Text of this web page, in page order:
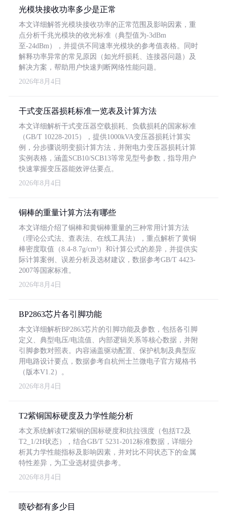
光模块接收功率多少是正常
本文详细解答光模块接收功率的正常范围及影响因素，重
点分析千兆光模块的收光标准（典型值为-3dBm
至-24dBm），并提供不同速率光模块的参考值表格。同时
解释功率异常的常见原因（如光纤损耗、连接器问题）及
解决方案，帮助用户快速判断网络性能问题。
2026年8月4日
干式变压器损耗标准一览表及计算方法
本文详细解析干式变压器空载损耗、负载损耗的国家标准
（GB/T 10228-2015），提供1000kVA变压器损耗计算实
例，分步骤说明变损计算方法，并附电力变压器损耗计算
实例表格，涵盖SCB10/SCB13等常见型号参数，指导用户
快速掌握变压器能效评估要点。
2026年8月4日
铜棒的重量计算方法有哪些
本文详细介绍了铜棒和黄铜棒重量的三种常用计算方法
（理论公式法、查表法、在线工具法），重点解析了黄铜
棒密度取值（8.4-8.7g/cm³）和计算公式的差异，并提供实
际计算案例、误差分析及选材建议，数据参考GB/T 4423-
2007等国家标准。
2026年8月4日
BP2863芯片各引脚功能
本文详细解析BP2863芯片的引脚功能及参数，包括各引脚
定义、典型电压/电流值、内部逻辑关系等核心数据，并附
引脚参数对照表。内容涵盖驱动配置、保护机制及典型应
用电路设计要点，数据参考自杭州士兰微电子官方规格书
（版本V1.2）。
2026年8月4日
T2紫铜国标硬度及力学性能分析
本文系统解读T2紫铜的国标硬度和抗拉强度（包括T2及
T2_1/2H状态），结合GB/T 5231-2012标准数据，详细分
析其力学性能指标及影响因素，并对比不同状态下的金属
特性差异，为工业选材提供参考。
2026年8月4日
喷砂都有多少目